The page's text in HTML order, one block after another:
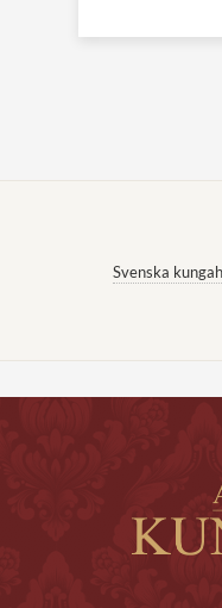
Svenska